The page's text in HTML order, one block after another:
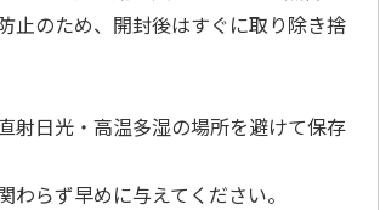
税込) (送料別・税込) (送料別・税込)
止のため、開封後はすぐに取り除き捨
射日光・高温多湿の場所を避けて保存
わらず早めに与えてください。